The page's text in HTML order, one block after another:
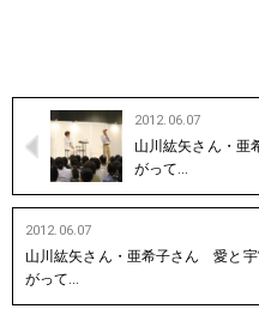
2012.06.07
山川紘矢さん・
がって…
2012.06.07
山川紘矢さん・亜希子さん 愛と
がって…